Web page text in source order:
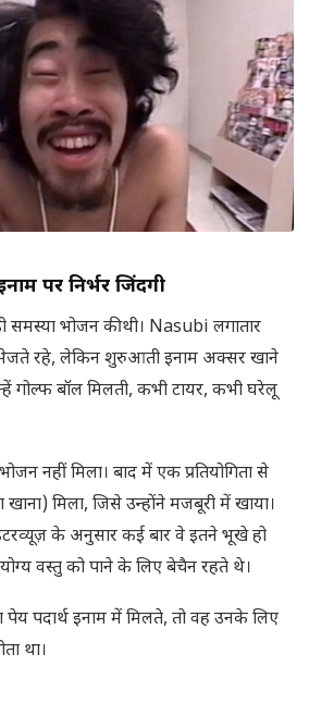
पर निर्भर जिंदगी
भोजन की थी। Nasubi लगातार
रहे, लेकिन शुरुआती इनाम अक्सर खाने
गोल्फ बॉल मिलती, कभी टायर, कभी घरेलू
नहीं मिला। बाद में एक प्रतियोगिता से
मिला, जिसे उन्होंने मजबूरी में खाया।
के अनुसार कई बार वे इतने भूखे हो
वस्तु को पाने के लिए बेचैन रहते थे।
पदार्थ इनाम में मिलते, तो वह उनके लिए
था।